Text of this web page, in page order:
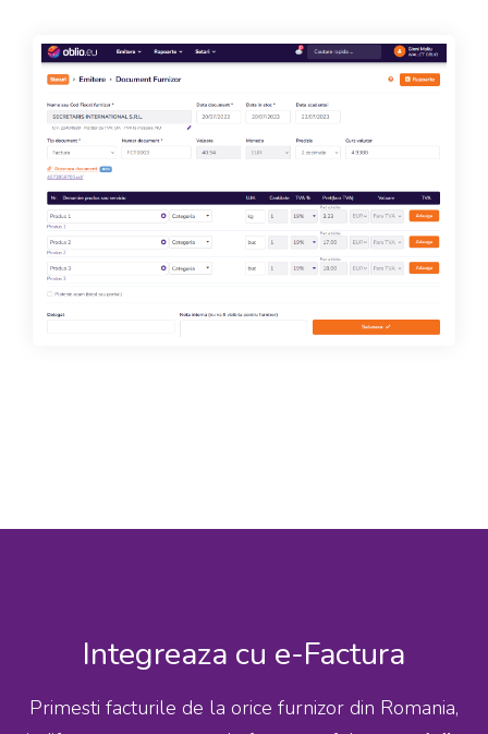
Integreaza cu e-Factura
Primesti facturile de la orice furnizor din Romania,